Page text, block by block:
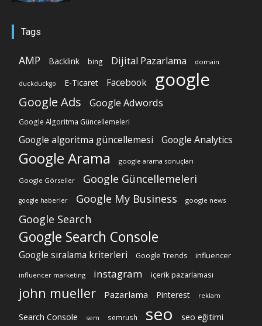
Tags
AMP Backlink bing Dijital Pazarlama domain
duckduckgo E-Ticaret Facebook google
Google Ads Google Adwords
Google Algoritma Güncellemeleri
Google algoritma güncellemesi Google Analytics
Google Arama google arama sonuçları
Google Görseller Google Güncellemeleri
google haberler Google My Business google news
Google Search
Google Search Console
Google sıralama kriterleri Google Trends influencer
influencer marketing instagram içerik pazarlaması
john mueller Pazarlama Pinterest reklam
Search Console sem semrush seo seo eğitimi